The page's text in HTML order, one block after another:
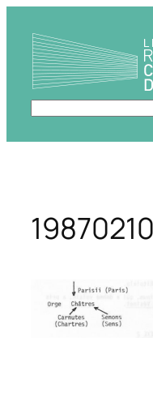
contenu
Rechercher